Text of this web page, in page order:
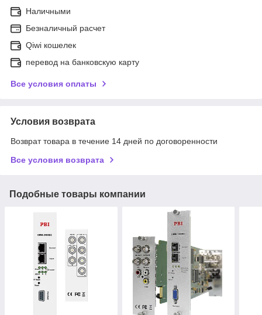
Наличными
Безналичный расчет
Qiwi кошелек
перевод на банковскую карту
Все условия оплаты
Условия возврата
Возврат товара в течение 14 дней по договоренности
Все условия возврата
Подобные товары компании